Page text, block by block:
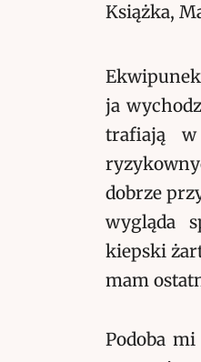
Książka,
ja
trafiają
dobrze
wygląda
kiepski
mam
Podoba